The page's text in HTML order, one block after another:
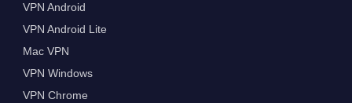
VPN Android
VPN Android Lite
Mac VPN
VPN Windows
VPN Chrome